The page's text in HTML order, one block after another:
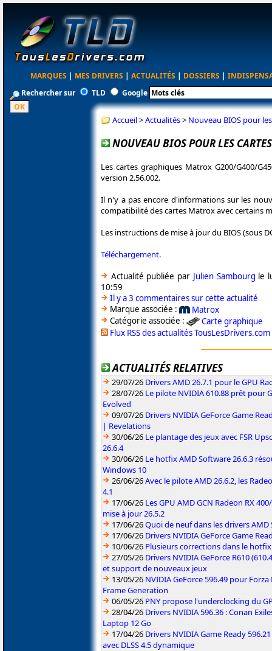
MARQUES | MES DRIVERS | ACTUALITÉS | DOSSIERS |
Rechercher sur
TLD Google
Accueil>Actualités> Nouveau BIOS pour
NOUVEAU BIOS POUR LES
Les cartes graphiques Matrox G200/G400/
version 2.56.002.
Il n'y a pas encore d'informations sur les
compatibilité des cartes Matrox avec certains
Les instructions de mise à jour du BIOS (sous
Téléchargement.
Actualité publiée par Julien Sambourg le
10:59
Il y a 3 commentaires sur cette actualité
Marque associée :
Matrox
Catégorie associée :
Carte graphique
Flux RSS des actualités TousLesDrivers.com
ACTUALITÉS RELATIVES
29/07/26 Drivers AMD 26.7.1 pour le GPU
28/07/26 Le pilote NVIDIA 610.88 prêt pour
Evolved
09/07/26 Drivers NVIDIA GeForce Game
| Revelations
30/06/26 Le plantage des jeux avec FSR
26.6.4
30/06/26 Le hotfix AMD Software 26.6.3
Windows 10
26/06/26Avec le pilote AMD 26.6.2, les
4.1
17/06/26 Les GPU AMD GCN Radeon RX
mise à jour 26.5.2
17/06/26Quoi de neuf dans les drivers AMD
17/06/26 Drivers NVIDIA GeForce Game
10/06/26 Plusieurs corrections dans le hotfix
27/05/26 Drivers NVIDIA GeForce R610
et support de nouveaux jeux
13/05/26 NVIDIA GeForce 596.49 pour
Frame Generation
06/05/26 PNY propose l'underclocking du
28/04/26 Drivers NVIDIA 596.36 : Conan
Laptop 12 Go
17/04/26 Drivers NVIDIA Game Ready
avec DLSS 4.5 dynamique